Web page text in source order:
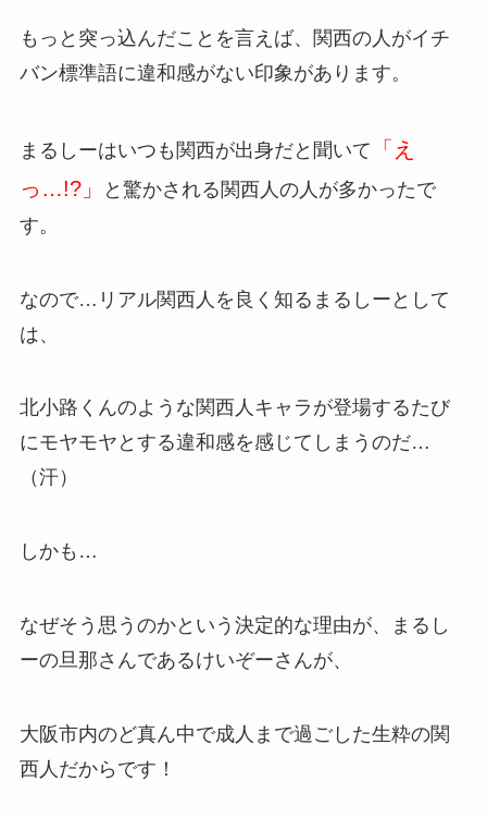
もっと突っ込んだことを言えば、関西の人がイチ
バン標準語に違和感がない印象があります。
まるしーはいつも関西が出身だと聞いて
「え
っ…!?」
と驚かされる関西人の人が多かったで
す。
なので…リアル関西人を良く知るまるしーとして
は、
北小路くんのような関西人キャラが登場するたび
にモヤモヤとする違和感を感じてしまうのだ…
（汗）
しかも…
なぜそう思うのかという決定的な理由が、まるし
ーの旦那さんであるけいぞーさんが、
大阪市内のど真ん中で成人まで過ごした生粋の関
西人だからです！